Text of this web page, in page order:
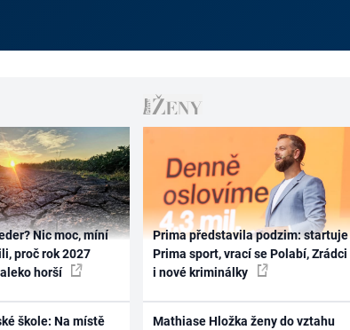
Nic moc, míní
proč rok 2027
horší
škole: Na místě
Prima představila podzim: startuje
Prima sport, vrací se Polabí, Zrádci
i nové kriminálky
Mathiase Hložka ženy do vztahu